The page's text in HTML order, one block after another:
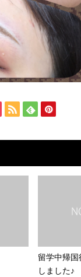
留学中帰
しました♪